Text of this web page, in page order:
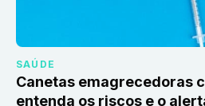
SAÚDE
Canetas emagrecedoras
entenda os riscos e o